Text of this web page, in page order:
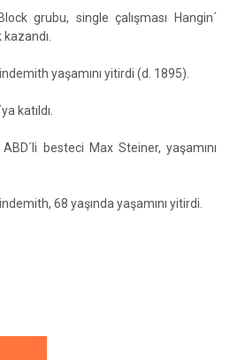
grubu, single çalışması Hangin´
yaşamını yitirdi (d. 1895).
katıldı.
besteci Max Steiner, yaşamını
68 yaşında yaşamını yitirdi.